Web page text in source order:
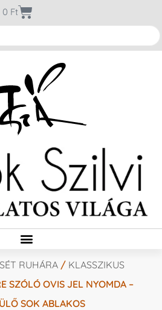
0 Ft
RUHÁRA / KLASSZIKUS
SZÓLÓ OVIS JEL NYOMDA –
SOK ABLAKOS